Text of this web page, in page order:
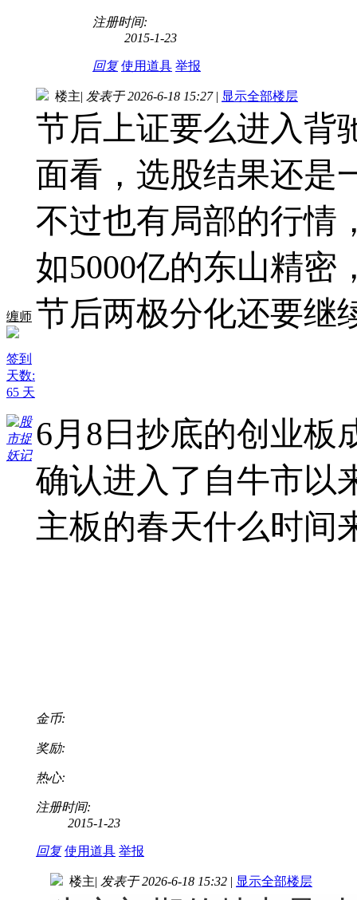
注册时间:
2015-1-23
回复 使用道具 举报
缠师
签到
天数:
65 天
楼主| 发表于 2026-6-18 15:27 | 显示全部楼层
节后上证要么进入背
面看，选股结果还是
不过也有局部的行情
如5000亿的东山精密
节后两极分化还要继
6月8日抄底的创业板
确认进入了自牛市以
主板的春天什么时间
金币:
奖励:
热心:
注册时间:
2015-1-23
回复 使用道具 举报
楼主| 发表于 2026-6-18 15:32 | 显示全部楼层